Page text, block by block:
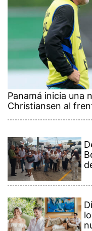
Panamá inicia una
Christiansen al